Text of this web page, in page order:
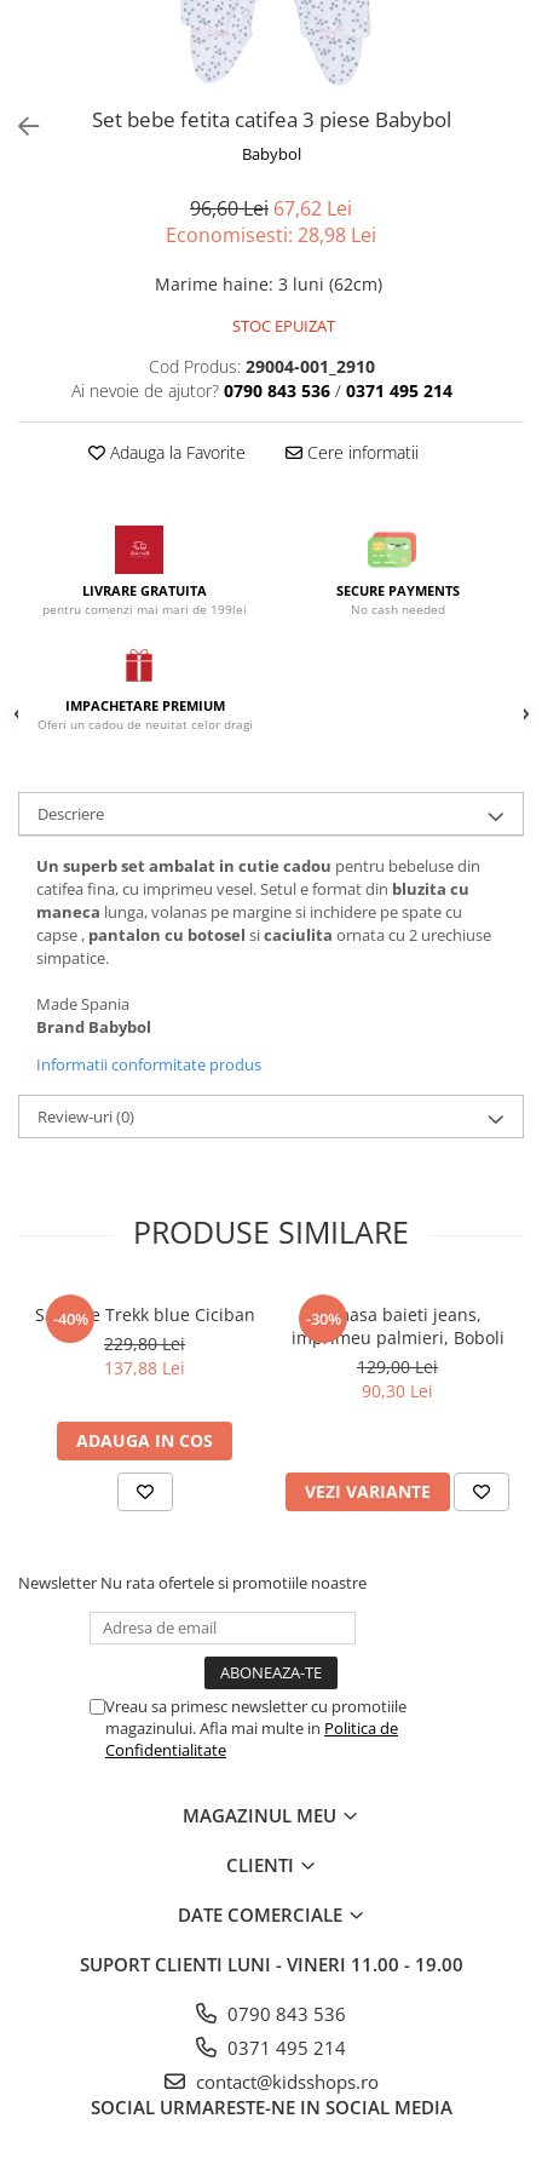
Compleu 2/3 piese maneca scurta
Costume baie/ Accesorii plaja
Paturici/Prosoape
Rochite maneca scurta
Salopeta maneca lunga
Blugi/Pantaloni lungi
Camasi/Sacouri/Veste
Costume baie/ Acesorii plaja
Geci primavara
Pantaloni scurti/sorturi
Pijamale
Set 2/3 piese maneca lunga
Set 2/3 piese maneca scurta
Trening / Pantaloni sport
Blugi/Pantaloni lungi
Colanti/Pantaloni sport
Costume baie/Accesorii plaja
Geci primavara
Hanorace/Jachete jersey
Incaltaminte
Palarii/Sepci vara
Pantaloni scurti/fuste/salopete
Paturici/Prosoape baie
Pijamale
Pulovere/Bolero tricot
Set 2/3 piese maneca lunga
Set 2/3 piese maneca scurta
lung
Trening 2/3 piese primavara
Tricouri maneca lunga
Geci iarna/ Salopeta iarna
Salopete / Geci iarna
Bebe fetita 0-24 luni
Cardigan / Jachete
Compleu 2/3 piese
Geci/Salopeta zapada
Rochite
Blugi/Pantaloni lungi
Caciuli/Seturi iarna
Camasi/Bluze/Sacouri
Colanti/Pantaloni sport
Dresuri/Sosete
Hanorace/Jachete jersey
Incaltaminte
Pijamale
Pulovere/Bolero tricot
Rochite maneca lunga
Set 2/3 piese maneca lunga
Trening/Pantaloni sport
Tricouri maneca lunga
Set bebe fetita catifea 3 piese Babybol
Babybol
96,60 Lei 67,62 Lei
Economisesti: 28,98 Lei
Marime haine: 3 luni (62cm)
STOC EPUIZAT
Cod Produs: 29004-001_2910
Ai nevoie de ajutor? 0790 843 536 / 0371 495 214
Adauga la Favorite Cere informatii
LIVRARE GRATUITA
pentru comenzi mai mari de 199lei
SECURE PAYMENTS
No cash needed
IMPACHETARE PREMIUM
Oferi un cadou de neuitat celor dragi
Descriere
Un superb set ambalat in cutie cadou pentru bebeluse din
catifea fina, cu imprimeu vesel. Setul e format din bluzita cu
maneca lunga, volanas pe margine si inchidere pe spate cu
capse , pantalon cu botosel sicaciulita ornata cu 2 urechiuse
simpatice.
Made Spania
Brand Babybol
Informatii conformitate produs
Review-uri(0)
PRODUSE SIMILARE
-40%
Sandale Trekk blue Ciciban
229,80 Lei
137,88 Lei
ADAUGA IN COS
-30%
Camasa baieti jeans,
imprimeu palmieri, Boboli
129,00 Lei
90,30 Lei
VEZI VARIANTE
Newsletter Nu rata ofertele si promotiile noastre
Vreau sa primesc newsletter cu promotiile
magazinului. Afla mai multe in Politica de
Confidentialitate
MAGAZINUL MEU
CLIENTI
DATE COMERCIALE
SUPORT CLIENTI LUNI - VINERI 11.00 - 19.00
0790 843 536
0371 495 214
contact@kidsshops.ro
SOCIAL URMARESTE-NE IN SOCIAL MEDIA